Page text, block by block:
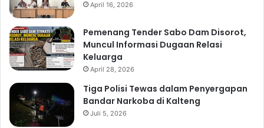
April 16, 2026
Pemenang Tender Sabo Dam Disorot,
Muncul Informasi Dugaan Relasi
Keluarga
April 28, 2026
Tiga Polisi Tewas dalam Penyergapan
Bandar Narkoba di Kalteng
Juli 5, 2026